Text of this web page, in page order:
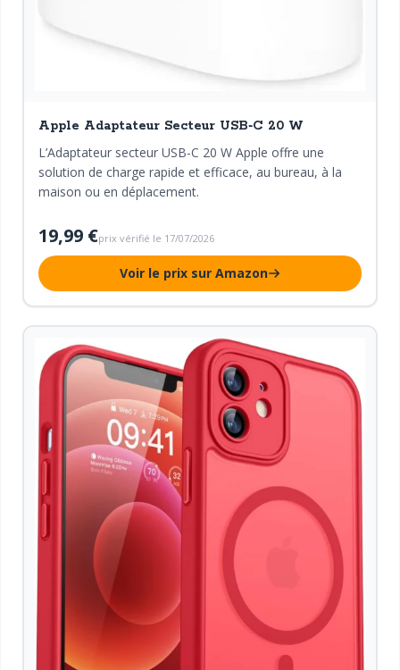
Apple Adaptateur Secteur USB‑C 20 W
L’Adaptateur secteur USB-C 20 W Apple offre une
solution de charge rapide et efficace, au bureau, à la
maison ou en déplacement.
19,99 €prix vérifié le 17/07/2026
Voir le prix sur Amazon